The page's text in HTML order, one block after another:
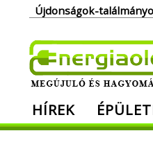
Újdonságok-
Megújuló és
HÍREK